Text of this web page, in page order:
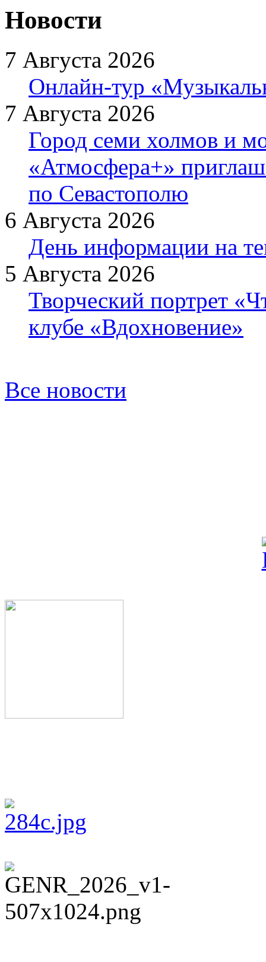
Новости
7 Августа 2026
Онлайн-тур
7 Августа 2026
Город семи холмов и
«Атмосфера+»
по Севастополю
6 Августа 2026
День информации на
5 Августа 2026
Творческий портрет
клубе «Вдохновение»
Все новости